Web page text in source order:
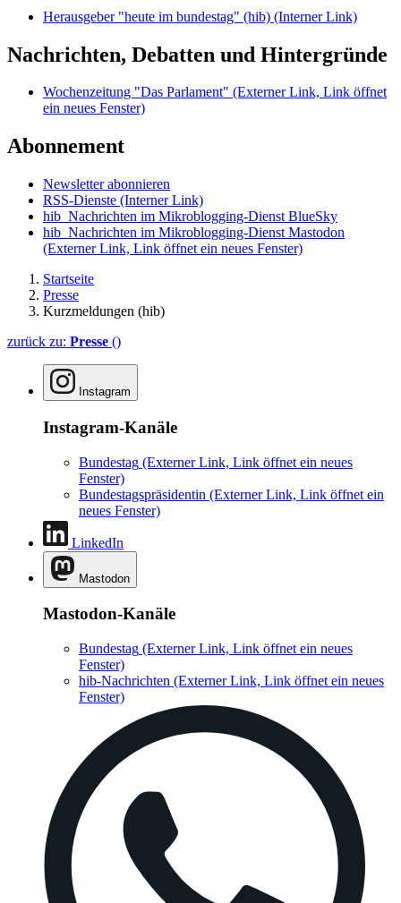
Herausgeber "heute im bundestag" (hib) (Interner Link)
Nachrichten, Debatten und Hintergründe
Wochenzeitung "Das Parlament" (Externer Link, Link öffnet
ein neues Fenster)
Abonnement
Newsletter abonnieren
RSS-Dienste (Interner Link)
hib_Nachrichten im Mikroblogging-Dienst BlueSky
hib_Nachrichten im Mikroblogging-Dienst Mastodon
(Externer Link, Link öffnet ein neues Fenster)
Startseite
Presse
Kurzmeldungen (hib)
zurück zu: Presse ()
Instagram
Instagram-Kanäle
Bundestag (Externer Link, Link öffnet ein neues
Fenster)
Bundestagspräsidentin (Externer Link, Link öffnet ein
neues Fenster)
LinkedIn
Mastodon
Mastodon-Kanäle
Bundestag (Externer Link, Link öffnet ein neues
Fenster)
hib-Nachrichten (Externer Link, Link öffnet ein neues
Fenster)